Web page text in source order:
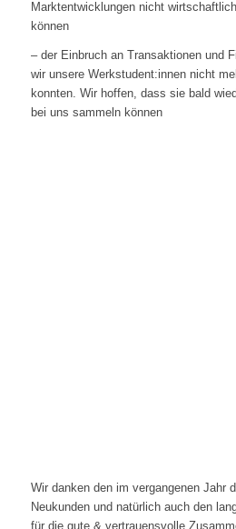
Marktentwicklungen nicht
können
– der Einbruch an Transaktionen und
wir unsere Werkstudent:innen nicht
konnten. Wir hoffen, dass sie bald
bei uns sammeln können
Wir danken den im vergangenen Jahr
Neukunden und natürlich auch den
für die gute & vertrauensvolle